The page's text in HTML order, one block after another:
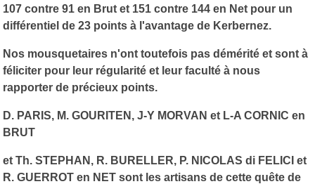
107 contre 91 en Brut et 151 contre 144 en Net pour un
différentiel de 23 points à l'avantage de Kerbernez.
Nos mousquetaires n'ont toutefois pas démérité et sont à
féliciter pour leur régularité et leur faculté à nous
rapporter de précieux points.
D. PARIS, M. GOURITEN, J-Y MORVAN et L-A CORNIC en
BRUT
et Th. STEPHAN, R. BURELLER, P. NICOLAS di FELICI et
R. GUERROT en NET sont les artisans de cette quête de